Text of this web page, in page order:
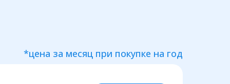
*цена за месяц при покупке на год